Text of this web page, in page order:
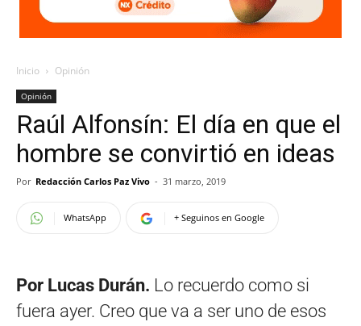
Inicio Opinión
Opinión
Raúl Alfonsín: El día en que el
hombre se convirtió en ideas
Por Redacción Carlos Paz Vivo - 31 marzo, 2019
WhatsApp + Seguinos en Google
Por Lucas Durán. Lo recuerdo como si
fuera ayer. Creo que va a ser uno de esos